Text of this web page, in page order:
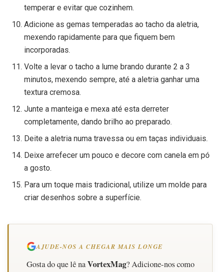
temperar e evitar que cozinhem.
Adicione as gemas temperadas ao tacho da aletria,
mexendo rapidamente para que fiquem bem
incorporadas.
Volte a levar o tacho a lume brando durante 2 a 3
minutos, mexendo sempre, até a aletria ganhar uma
textura cremosa.
Junte a manteiga e mexa até esta derreter
completamente, dando brilho ao preparado.
Deite a aletria numa travessa ou em taças individuais.
Deixe arrefecer um pouco e decore com canela em pó
a gosto.
Para um toque mais tradicional, utilize um molde para
criar desenhos sobre a superfície.
AJUDE-NOS A CHEGAR MAIS LONGE
Gosta do que lê naVortexMag? Adicione-nos como